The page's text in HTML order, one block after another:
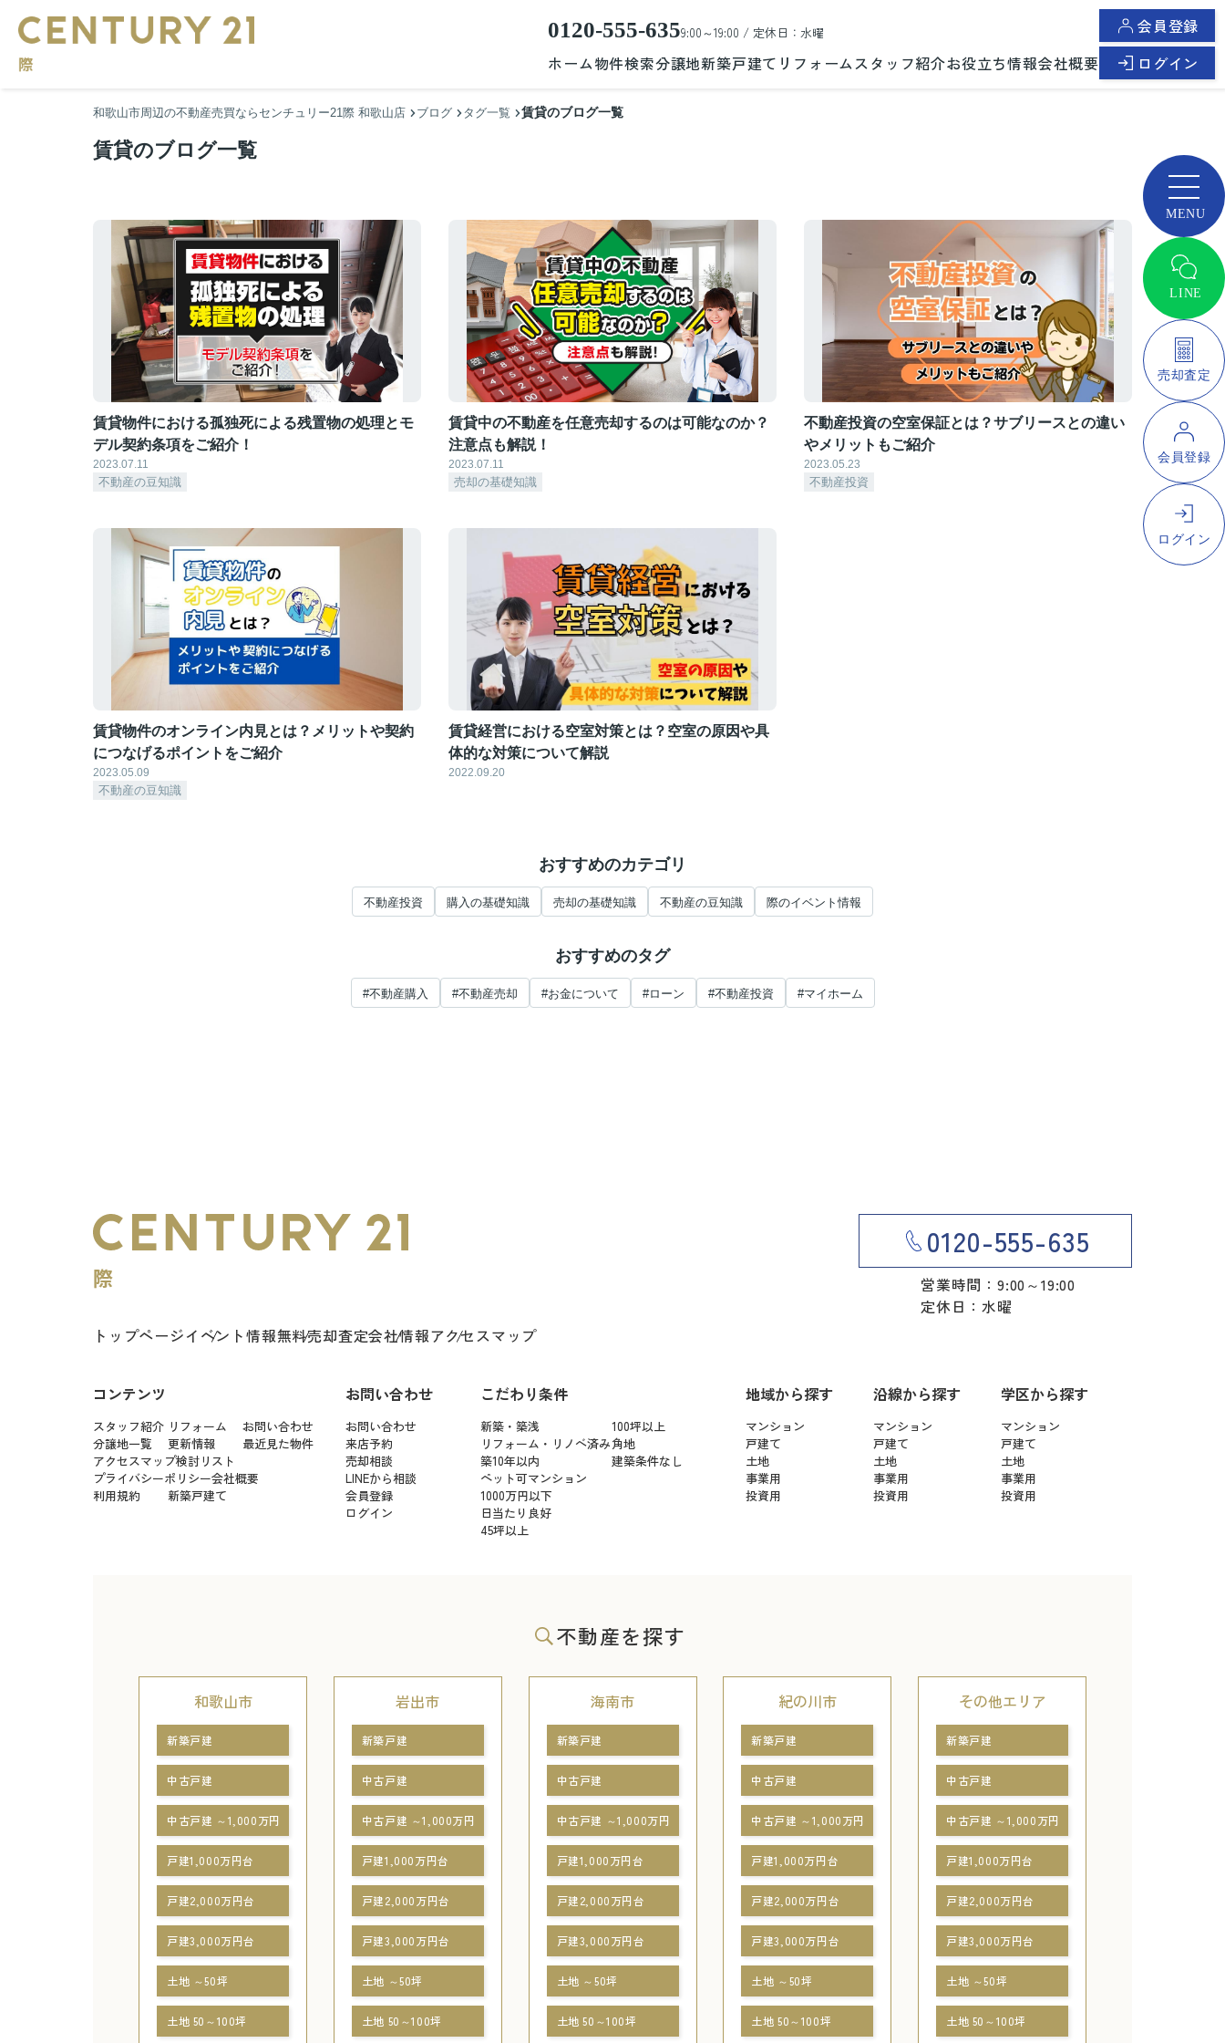
0120-555-6359:00～19:00 / 定休日：水曜
ホーム物件検索分譲地新築戸建て リフォーム スタッフ紹介お役立ち情報会社概要
会員登録
ログイン
和歌山市周辺の不動産売買ならセンチュリー21際 和歌山店 ブログ タグ一覧 賃貸のブログ一覧
賃貸のブログ一覧
賃貸物件における孤独死による残置物の処理とモ
デル契約条項をご紹介！
2023.07.11
不動産の豆知識
賃貸中の不動産を任意売却するのは可能なのか？
注意点も解説！
2023.07.11
売却の基礎知識
不動産投資の空室保証とは？サブリースとの違い
やメリットもご紹介
2023.05.23
不動産投資
賃貸物件のオンライン内見とは？メリットや契約
につなげるポイントをご紹介
2023.05.09
不動産の豆知識
賃貸経営における空室対策とは？空室の原因や具
体的な対策について解説
2022.09.20
おすすめのカテゴリ
不動産投資 購入の基礎知識 売却の基礎知識 不動産の豆知識 際のイベント情報
おすすめのタグ
#不動産購入 #不動産売却 #お金について #ローン #不動産投資 #マイホーム
トップページイベント情報無料売却査定会社情報アクセスマップ
0120-555-635
営業時間：9:00～19:00
定休日：水曜
コンテンツ
スタッフ紹介 リフォーム
お問い合わせ
分譲地一覧
更新情報
最近見た物件
アクセスマップ検討リスト
プライバシーポリシー会社概要
利用規約
新築戸建て
お問い合わせ
お問い合わせ
来店予約
売却相談
LINEから相談
会員登録
ログイン
こだわり条件
新築・築浅
100坪以上
リフォーム・リノベ済み角地
築10年以内
建築条件なし
ペット可マンション
1000万円以下
日当たり良好
45坪以上
地域から探す
マンション
戸建て
土地
事業用
投資用
沿線から探す
マンション
戸建て
土地
事業用
投資用
学区から探す
マンション
戸建て
土地
事業用
投資用
不動産を探す
和歌山市
新築戸建
中古戸建
中古戸建 ～1,000万円
戸建1,000万円台
戸建2,000万円台
戸建3,000万円台
土地 ～50坪
土地 50～100坪
岩出市
新築戸建
中古戸建
中古戸建 ～1,000万円
戸建1,000万円台
戸建2,000万円台
戸建3,000万円台
土地 ～50坪
土地 50～100坪
海南市
新築戸建
中古戸建
中古戸建 ～1,000万円
戸建1,000万円台
戸建2,000万円台
戸建3,000万円台
土地 ～50坪
土地 50～100坪
紀の川市
新築戸建
中古戸建
中古戸建 ～1,000万円
戸建1,000万円台
戸建2,000万円台
戸建3,000万円台
土地 ～50坪
土地 50～100坪
その他エリア
新築戸建
中古戸建
中古戸建 ～1,000万円
戸建1,000万円台
戸建2,000万円台
戸建3,000万円台
土地 ～50坪
土地 50～100坪